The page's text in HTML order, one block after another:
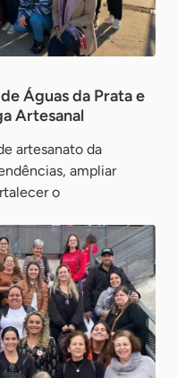
Águas da Prata e
Artesanal
artesanato da
ampliar
o